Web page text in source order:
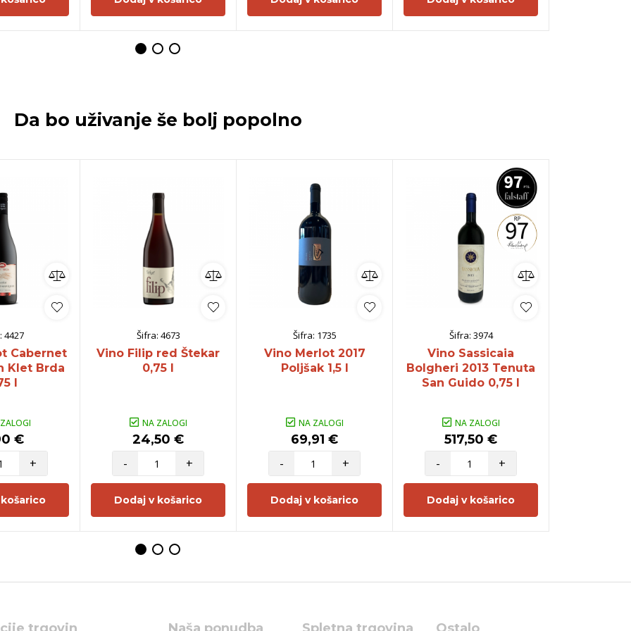
Da bo uživanje še bolj popolno
4427
Cabernet
Klet Brda
l
€
+
Šifra: 4673
Vino Filip red Štekar
0,75 l
NA ZALOGI
24,50 €
-
+
Dodaj v košarico
Šifra: 1735
Vino Merlot 2017
Poljšak 1,5 l
NA ZALOGI
69,91 €
-
+
Dodaj v košarico
Šifra: 3974
Vino Sassicaia
Bolgheri 2013 Tenuta
San Guido 0,75 l
NA ZALOGI
517,50 €
-
+
Dodaj v košarico